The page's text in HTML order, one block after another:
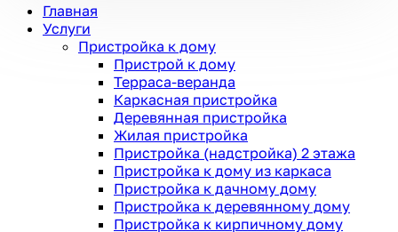
Главная
Услуги
Пристройка к дому
Пристрой к дому
Терраса-веранда
Каркасная пристройка
Деревянная пристройка
Жилая пристройка
Пристройка (надстройка) 2 этажа
Пристройка к дому из каркаса
Пристройка к дачному дому
Пристройка к деревянному дому
Пристройка к кирпичному дому